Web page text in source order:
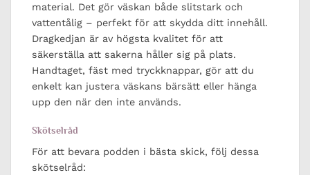
material. Det gör väskan både slitstark och
vattentålig – perfekt för att skydda ditt innehåll.
Dragkedjan är av högsta kvalitet för att
säkerställa att sakerna håller sig på plats.
Handtaget, fäst med tryckknappar, gör att du
enkelt kan justera väskans bärsätt eller hänga
upp den när den inte används.
Skötselråd
För att bevara podden i bästa skick, följ dessa
skötselråd: